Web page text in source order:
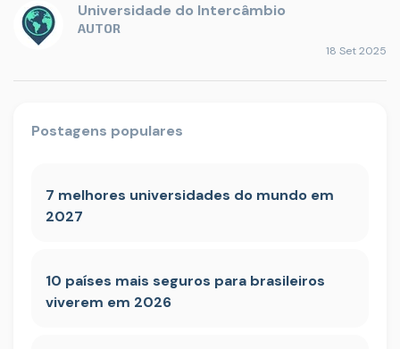
Universidade do Intercâmbio
AUTOR
18 Set 2025
Postagens populares
7 melhores universidades do mundo em
2027
10 países mais seguros para brasileiros
viverem em 2026